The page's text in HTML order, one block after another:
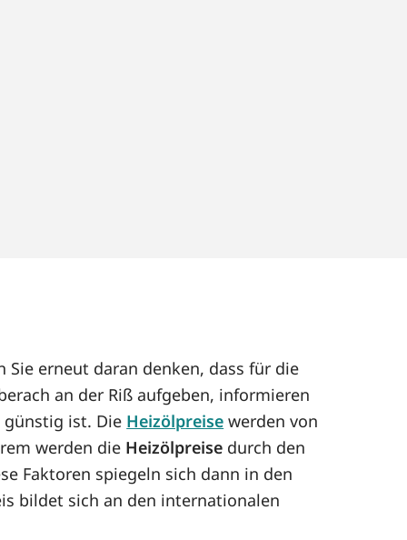
Sie erneut daran denken, dass für die
an der Riß aufgeben, informieren
günstig ist. Die Heizölpreise werden von
werden die Heizölpreise durch den
Faktoren spiegeln sich dann in den
bildet sich an den internationalen